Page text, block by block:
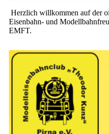
Herzlich willkommen auf der
Eisenbahn- und
EMFT.